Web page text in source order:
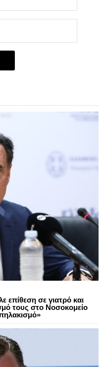
επίθεση σε γιατρό και
τους στο Νοσοκομείο